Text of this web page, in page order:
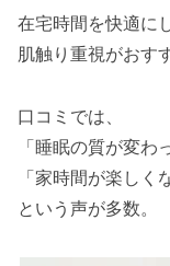
在宅時間を快適に
肌触り重視がおす
口コミでは、
「睡眠の質が変わ
「家時間が楽しく
という声が多数。